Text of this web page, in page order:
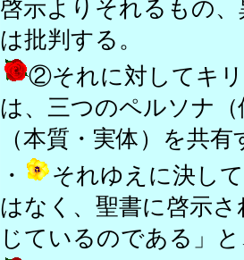
啓示よりそれるもの
は批判する。
②それに対してキ
は、三つのペルソナ
（本質・実体）を共
・
それゆえに決し
はなく、聖書に啓示
じているのである」